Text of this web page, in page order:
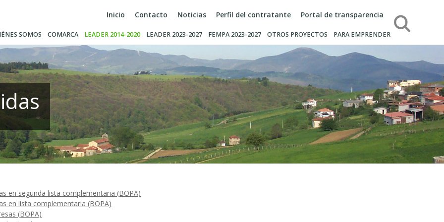
Inicio Contacto Noticias Perfil del contratante Portal de transparencia
SOMOS COMARCA LEADER 2014-2020 LEADER 2023-2027 FEMPA 2023-2027 OTROS PROYECTOS PARA EMPRENDER
Búsqueda
en segunda lista complementaria (BOPA)
en lista complementaria (BOPA)
(BOPA)